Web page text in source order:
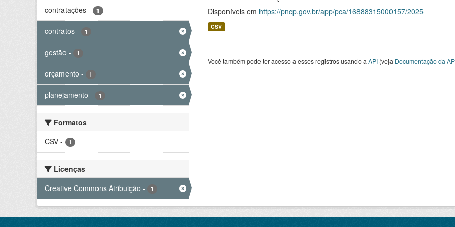
contratações - 1
contratos - 1
gestão - 1
orçamento - 1
planejamento - 1
Formatos
CSV - 1
Licenças
Creative Commons Atribuição - 1
Disponíveis em https://pncp.gov.br/app/pca/16888315000157/2025
CSV
Você também pode ter acesso a esses registros usando a API(veja Documentação da